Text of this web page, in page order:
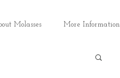
Molasses More Information